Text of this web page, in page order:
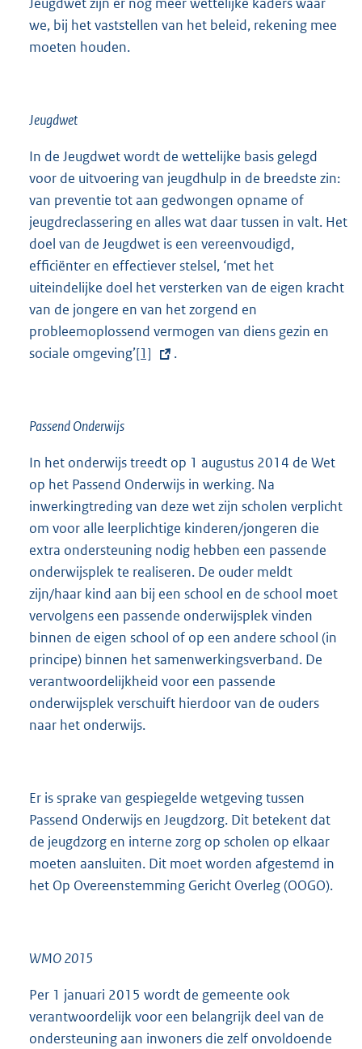
we, bij het vaststellen van het beleid, rekening mee
moeten houden.
Jeugdwet
In de Jeugdwet wordt de wettelijke basis gelegd
voor de uitvoering van jeugdhulp in de breedste zin:
van preventie tot aan gedwongen opname of
jeugdreclassering en alles wat daar tussen in valt. Het
doel van de Jeugdwet is een vereenvoudigd,
efficiënter en effectiever stelsel, ‘met het
uiteindelijke doel het versterken van de eigen kracht
van de jongere en van het zorgend en
probleemoplossend vermogen van diens gezin en
sociale omgeving’E
n
e
l
i
n
k
:
[1] .
Passend Onderwijs
In het onderwijs treedt op 1 augustus 2014 de Wet
op het Passend Onderwijs in werking. Na
inwerkingtreding van deze wet zijn scholen verplicht
om voor alle leerplichtige kinderen/jongeren die
extra ondersteuning nodig hebben een passende
onderwijsplek te realiseren. De ouder meldt
zijn/haar kind aan bij een school en de school moet
vervolgens een passende onderwijsplek vinden
binnen de eigen school of op een andere school (in
principe) binnen het samenwerkingsverband. De
verantwoordelijkheid voor een passende
onderwijsplek verschuift hierdoor van de ouders
naar het onderwijs.
Er is sprake van gespiegelde wetgeving tussen
Passend Onderwijs en Jeugdzorg. Dit betekent dat
de jeugdzorg en interne zorg op scholen op elkaar
moeten aansluiten. Dit moet worden afgestemd in
het Op Overeenstemming Gericht Overleg (OOGO).
WMO 2015
Per 1 januari 2015 wordt de gemeente ook
verantwoordelijk voor een belangrijk deel van de
ondersteuning aan inwoners die zelf onvoldoende